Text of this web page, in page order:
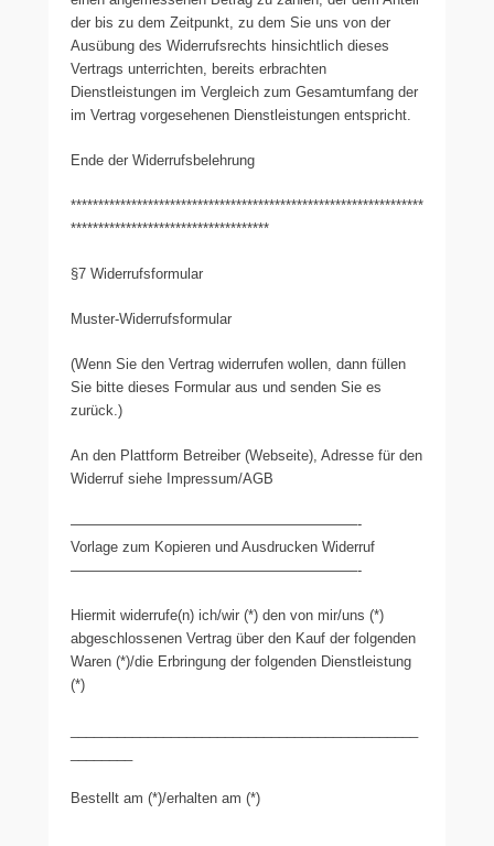
der bis zu dem Zeitpunkt, zu dem Sie uns von der
Ausübung des Widerrufsrechts hinsichtlich dieses
Vertrags unterrichten, bereits erbrachten
Dienstleistungen im Vergleich zum Gesamtumfang der
im Vertrag vorgesehenen Dienstleistungen entspricht.
Ende der Widerrufsbelehrung
****************************************************************
************************************
§7 Widerrufsformular
Muster-Widerrufsformular
(Wenn Sie den Vertrag widerrufen wollen, dann füllen
Sie bitte dieses Formular aus und senden Sie es
zurück.)
An den Plattform Betreiber (Webseite), Adresse für den
Widerruf siehe Impressum/AGB
————————————————————-
Vorlage zum Kopieren und Ausdrucken Widerruf
————————————————————-
Hiermit widerrufe(n) ich/wir (*) den von mir/uns (*)
abgeschlossenen Vertrag über den Kauf der folgenden
Waren (*)/die Erbringung der folgenden Dienstleistung
(*)
Bestellt am (*)/erhalten am (*)